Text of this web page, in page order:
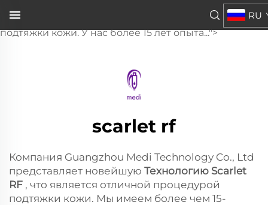
, которая является превосходным методом
подтяжки кожи. У нас более 15 лет опыта...">
RU
scarlet rf
Компания Guangzhou Medi Technology Co., Ltd
представляет новейшую Технологию Scarlet
RF , что является отличной процедурой
подтяжки кожи. Мы имеем более чем 15-